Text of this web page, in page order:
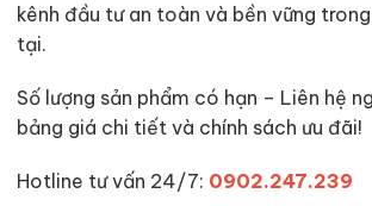
kênh đầu tư an toàn và bền vững
tại.
Số lượng sản phẩm có hạn – Liên hệ
bảng giá chi tiết và chính sách ưu đãi!
Hotline tư vấn 24/7: 0902.247.239